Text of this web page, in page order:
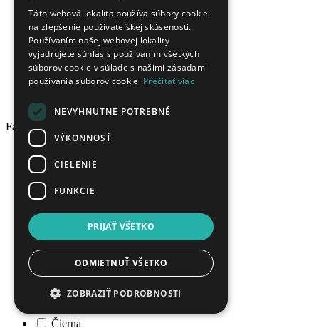
iolit
mačacie oko
tigrie oko
turmalín
tanzanit
aquamarín
Farba
Biela
Oranžová
Cyklámenová
Fialová
Modrá
Tyrkysová
Zelená
Čierna
Táto webová lokalita používa súbory cookie
na zlepšenie používateľskej skúsenosti.
Používaním našej webovej lokality
vyjadrujete súhlas s používaním všetkých
súborov cookie v súlade s našimi zásadami
používania súborov cookie. Prečítať viac
NEVYHNUTNE POTREBNÉ
VÝKONNOSŤ
CIELENIE
FUNKCIE
PRIJAŤ VŠETKO
ODMIETNUŤ VŠETKO
ZOBRAZIŤ PODROBNOSTI